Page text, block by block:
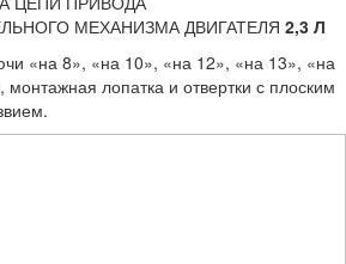
МЕХАНИЗМА ДВИГАТЕЛЯ 2,3 Л
«на 8», «на 10», «на 12», «на 13», «на
лопатка и отвертки с плоским